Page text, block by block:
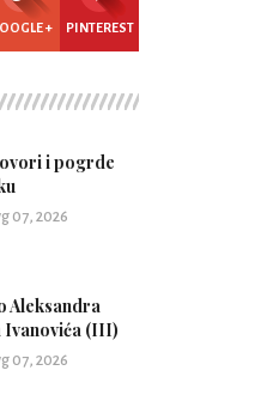
+ PINTEREST
i pogrde
07, 2026
Aleksandra
Ivanovića (III)
07, 2026